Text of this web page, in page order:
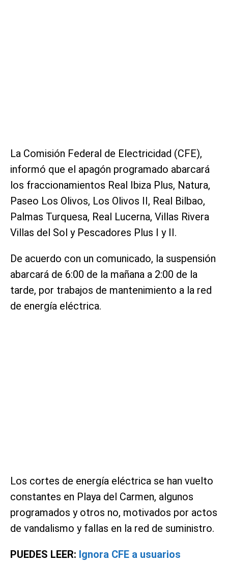
La Comisión Federal de Electricidad (CFE),
informó que el apagón programado abarcará
los fraccionamientos Real Ibiza Plus, Natura,
Paseo Los Olivos, Los Olivos II, Real Bilbao,
Palmas Turquesa, Real Lucerna, Villas Rivera
Villas del Sol y Pescadores Plus I y II.
De acuerdo con un comunicado, la suspensión
abarcará de 6:00 de la mañana a 2:00 de la
tarde, por trabajos de mantenimiento a la red
de energía eléctrica.
Los cortes de energía eléctrica se han vuelto
constantes en Playa del Carmen, algunos
programados y otros no, motivados por actos
de vandalismo y fallas en la red de suministro.
PUEDES LEER: Ignora CFE a usuarios